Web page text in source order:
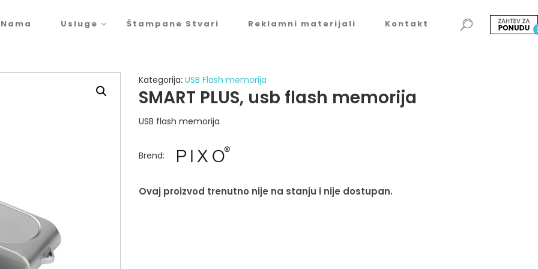
Usluge Štampane Stvari Reklamni materijali Kontakt
Kategorija: USB Flash memorija
SMART PLUS, usb flash memorija
USB flash memorija
Brend:
Ovaj proizvod trenutno nije na stanju i nije dostupan.